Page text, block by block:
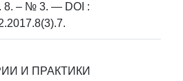
8. – № 3. — DOI :
И ПРАКТИКИ